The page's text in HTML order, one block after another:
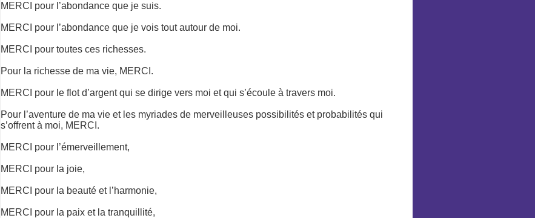
MERCI pour l’abondance que je suis.
MERCI pour l’abondance que je vois tout autour de moi.
MERCI pour toutes ces richesses.
Pour la richesse de ma vie, MERCI.
MERCI pour le flot d’argent qui se dirige vers moi et qui s’écoule à travers moi.
Pour l’aventure de ma vie et les myriades de merveilleuses possibilités et probabilités qui
s’offrent à moi, MERCI.
MERCI pour l’émerveillement,
MERCI pour la joie,
MERCI pour la beauté et l’harmonie,
MERCI pour la paix et la tranquillité,